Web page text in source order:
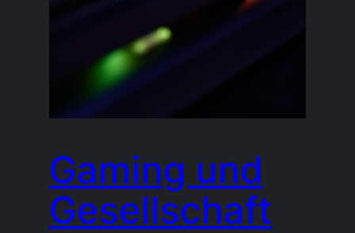
Gaming und
Gesellschaft